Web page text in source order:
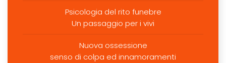
Psicologia del rito funebre
Un passaggio per i vivi
Nuova ossessione
senso di colpa ed innamoramenti